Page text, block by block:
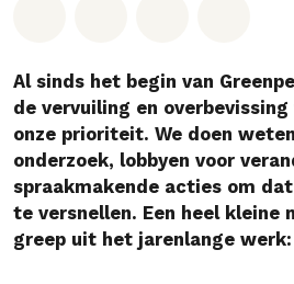
Al sinds het begin van
de vervuiling en overbevissing
onze prioriteit. We doen
onderzoek, lobbyen voor
spraakmakende acties om
te versnellen. Een heel kleine
greep uit het jarenlange werk: